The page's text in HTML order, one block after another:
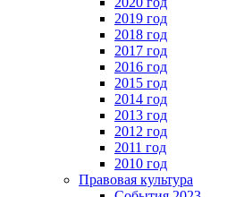
2019 год
2018 год
2017 год
2016 год
2015 год
2014 год
2013 год
2012 год
2011 год
2010 год
Правовая культура